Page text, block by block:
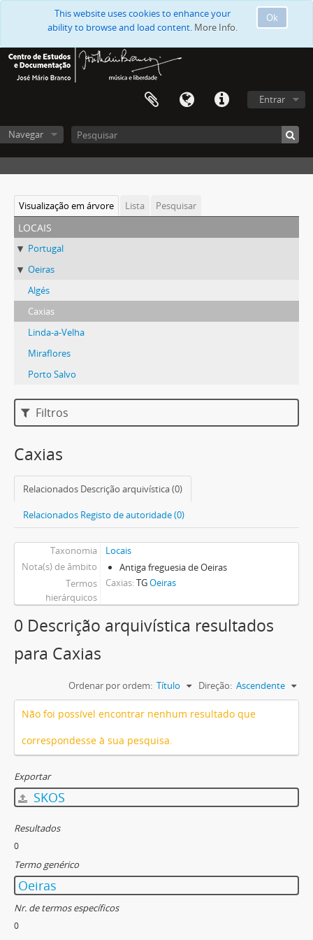
Ok
This website uses cookies to enhance your
ability to browse and load content. More Info.
Entrar
Navegar
Visualização em árvore Lista Pesquisar
locais
Portugal
Oeiras
Algés
Caxias
Linda-a-Velha
Miraflores
Porto Salvo
Filtros
Caxias
Relacionados Descrição arquivística (0)
Relacionados Registo de autoridade (0)
Taxonomia
Locais
Nota(s) de âmbito
Antiga freguesia de Oeiras
Termos
hierárquicos
Caxias TGOeiras
0 Descrição arquivística resultados
para Caxias
Ordenar por ordem: Título Direção: Ascendente
Não foi possível encontrar nenhum resultado que
correspondesse à sua pesquisa.
Exportar
SKOS
Resultados
0
Termo genérico
Oeiras
Nr. de termos específicos
0